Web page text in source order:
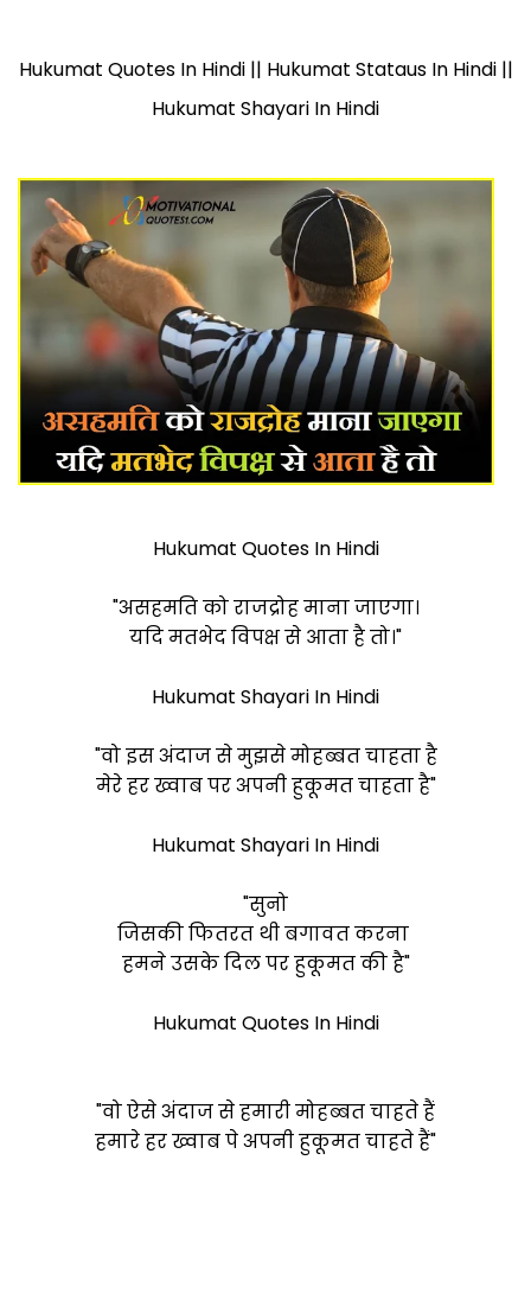
Hukumat Quotes In Hindi || Hukumat Stataus In Hindi ||
Hukumat Shayari In Hindi
Hukumat Quotes In Hindi
"असहमति को राजद्रोह माना जाएगा।
यदि मतभेद विपक्ष से आता है तो।"
Hukumat Shayari In Hindi
"वो इस अंदाज से मुझसे मोहब्बत चाहता है
मेरे हर ख्वाब पर अपनी हुकूमत चाहता है"
Hukumat Shayari In Hindi
"सुनो
जिसकी फितरत थी बगावत करना
हमने उसके दिल पर हुकूमत की है"
Hukumat Quotes In Hindi
"वो ऐसे अंदाज से हमारी मोहब्बत चाहते हैं
हमारे हर ख्वाब पे अपनी हुकूमत चाहते हैं"